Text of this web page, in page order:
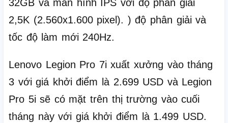
32GB và màn hình IPS với độ phân giải
2,5K (2.560x1.600 pixel). ) độ phân giải và
tốc độ làm mới 240Hz.
Lenovo Legion Pro 7i xuất xưởng vào tháng
3 với giá khởi điểm là 2.699 USD và Legion
Pro 5i sẽ có mặt trên thị trường vào cuối
tháng này với giá khởi điểm là 1.499 USD.